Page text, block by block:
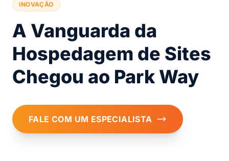
INOVAÇÃO
A Vanguarda da
Hospedagem de Sites
Chegou ao Park Way
FALE COM UM ESPECIALISTA